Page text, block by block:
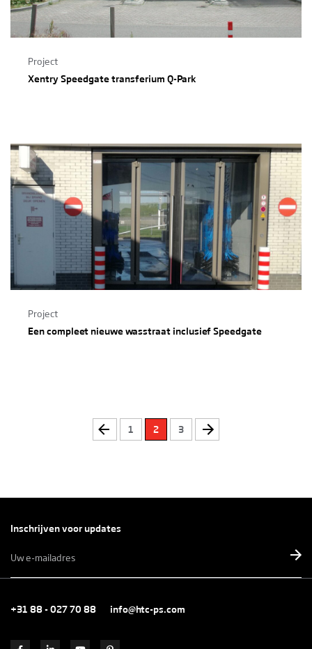
Project
Xentry Speedgate transferium Q-Park
Project
Een compleet nieuwe wasstraat inclusief Speedgate
1 2 3
Inschrijven voor updates
mailadres *
+31 88 - 027 70 88 info@htc-ps.com